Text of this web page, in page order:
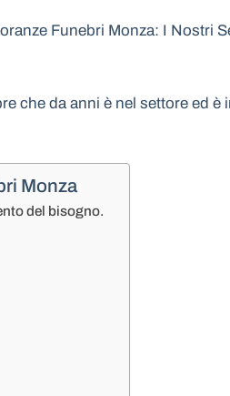
Funebri Monza: I
che da anni è nel settore ed
Monza
del bisogno.